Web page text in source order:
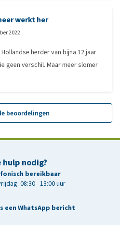
werkt her
2022
herder van bijna 12 jaar
geen verschil. Maar meer slomer
beoordelingen
hulp nodig?
bereikbaar
08:30 - 13:00 uur
een WhatsApp bericht